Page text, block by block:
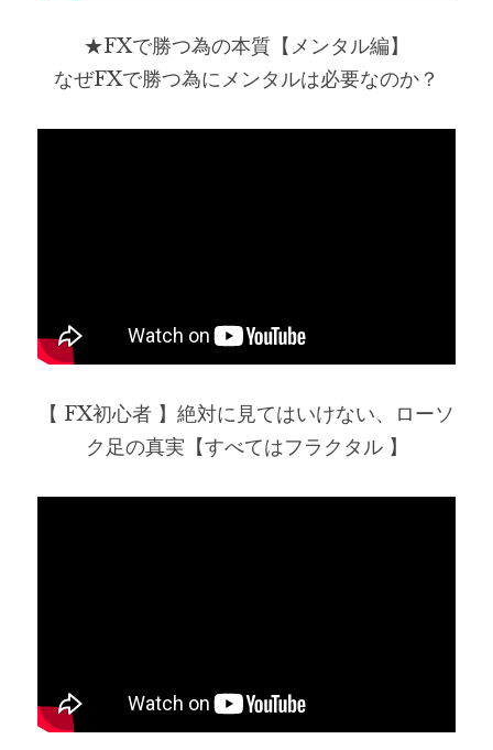
★FXで勝つ為の本質【メンタル編】
なぜFXで勝つ為にメンタルは必要なのか？
【 FX初心者 】絶対に見てはいけない、ローソ
ク足の真実【すべてはフラクタル 】